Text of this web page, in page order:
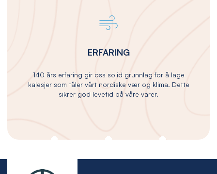
ERFARING
140 års erfaring gir oss solid grunnlag for å lage
kalesjer som tåler vårt nordiske vær og klima. Dette
sikrer god levetid på våre varer.